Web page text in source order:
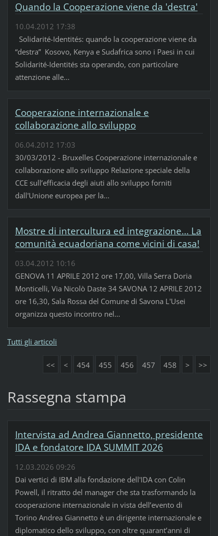
Quando la Cooperazione viene da 'destra'
10.04.2012 17:38
Solidarité-Identités: quando la cooperazione viene da
“destra” Kosovo, Kenya e Sudafrica sono i Paesi in cui
Solidarité-Identités sta operando, con particolare
attenzione alle...
Cooperazione internazionale e
collaborazione allo sviluppo
06.04.2012 17:03
30/03/2012 - Bruxelles Cooperazione internazionale e
collaborazione allo sviluppo Relazione speciale della
CCE sull’efficacia degli aiuti allo sviluppo forniti
dall'Unione europea per la...
Mostre di intercultura ed integrazione... La
comunità ecuadoriana come vicini di casa!
03.04.2012 10:16
GENOVA 11 APRILE 2012 ore 17,00, Villa Serra Doria
Monticelli, Via Nicolò Daste 34 SAVONA 12 APRILE 2012
ore 16,30, Sala Rossa del Comune di Savona L'Usei
organizza questo incontro nel...
Tutti gli articoli
<< < 454 455 456 457 458 > >>
Rassegna stampa
Intervista ad Andrea Giannetto, presidente
IDA e fondatore IDA SUMMIT 2026
12.03.2026 09:26
Dai vertici di IBM alla fondazione dell'IDA con Colin
Powell, il ritratto del manager che sta trasformando la
cooperazione internazionale in vista dell’evento di
Torino Andrea Giannetto è un dirigente internazionale e
diplomatico dello sviluppo, con oltre quarant’anni di